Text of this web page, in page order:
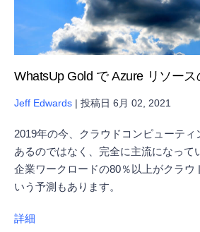
WhatsUp Gold で Azure リソー
Jeff Edwards | 投稿日 6月 02, 2021
2019年の今、クラウドコンピューティ
あるのではなく、完全に主流になって
企業ワークロードの80％以上がクラウ
いう予測もあります。
詳細